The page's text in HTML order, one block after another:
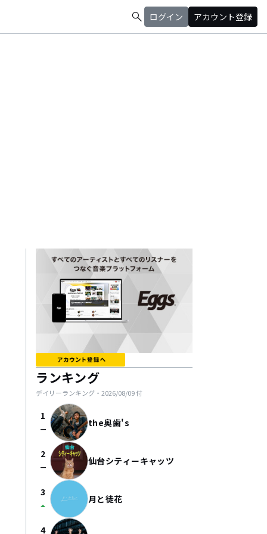
search ログイン アカウント登録
ランキング
デイリーランキング・ 2026/08/09付
1
check_indeterminate_small the奥歯's
2
check_indeterminate_small 仙台シティーキャッツ
3
arrow_drop_up 月と徒花
4